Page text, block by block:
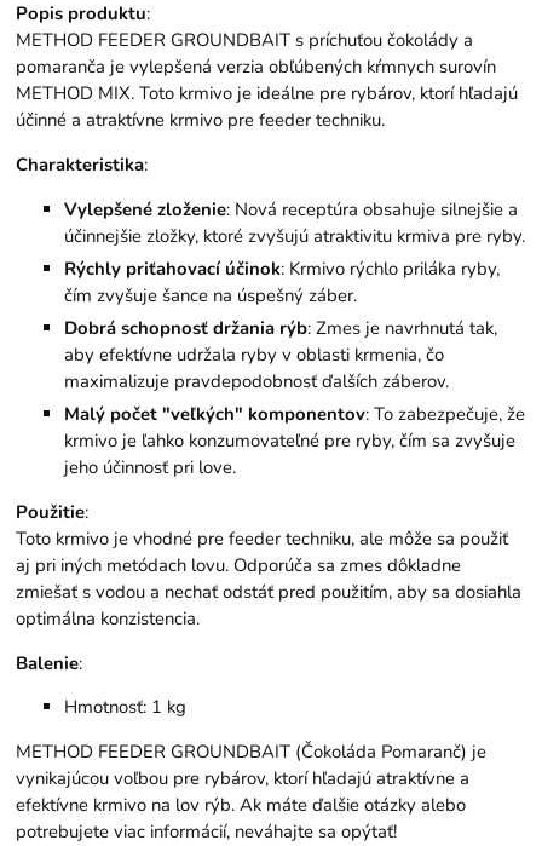
Popis produktu:
METHOD FEEDER GROUNDBAIT s príchuťou čokolády a
pomaranča je vylepšená verzia obľúbených kŕmnych surovín
METHOD MIX. Toto krmivo je ideálne pre rybárov, ktorí hľadajú
účinné a atraktívne krmivo pre feeder techniku.
Charakteristika:
Vylepšené zloženie: Nová receptúra obsahuje silnejšie a
účinnejšie zložky, ktoré zvyšujú atraktivitu krmiva pre ryby.
Rýchly priťahovací účinok: Krmivo rýchlo priláka ryby,
čím zvyšuje šance na úspešný záber.
Dobrá schopnosť držania rýb: Zmes je navrhnutá tak,
aby efektívne udržala ryby v oblasti krmenia, čo
maximalizuje pravdepodobnosť ďalších záberov.
Malý počet "veľkých" komponentov: To zabezpečuje, že
krmivo je ľahko konzumovateľné pre ryby, čím sa zvyšuje
jeho účinnosť pri love.
Použitie:
Toto krmivo je vhodné pre feeder techniku, ale môže sa použiť
aj pri iných metódach lovu. Odporúča sa zmes dôkladne
zmiešať s vodou a nechať odstáť pred použitím, aby sa dosiahla
optimálna konzistencia.
Balenie:
Hmotnosť: 1 kg
METHOD FEEDER GROUNDBAIT (Čokoláda Pomaranč) je
vynikajúcou voľbou pre rybárov, ktorí hľadajú atraktívne a
efektívne krmivo na lov rýb. Ak máte ďalšie otázky alebo
potrebujete viac informácií, neváhajte sa opýtať!